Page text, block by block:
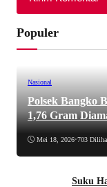
Populer
Nasional
Polsek Bangko
1,76 Gram
Mei 18, 2026•703
Suku